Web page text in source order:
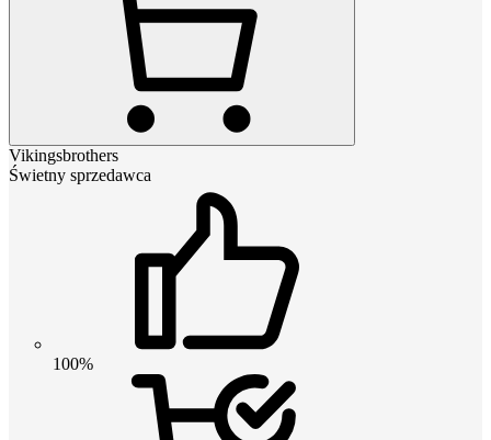
Vikingsbrothers
Świetny sprzedawca
100%